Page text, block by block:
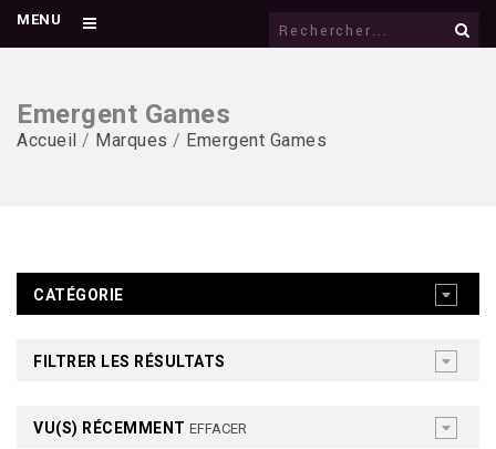
MENU
Emergent Games
Accueil / Marques / Emergent Games
CATÉGORIE
FILTRER LES RÉSULTATS
VU(S) RÉCEMMENT EFFACER